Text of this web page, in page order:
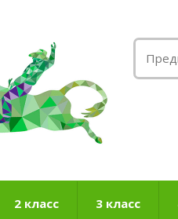
2 класс 3 класс